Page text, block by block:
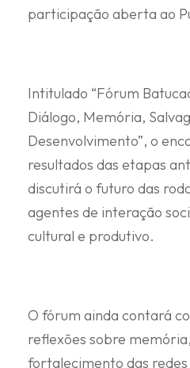
participação aberta ao
Intitulado “Fórum
Diálogo, Memória,
Desenvolvimento”, o
resultados das etapas
discutirá o futuro das
agentes de interação
cultural e produtivo.
O fórum ainda contará
reflexões sobre
fortalecimento das